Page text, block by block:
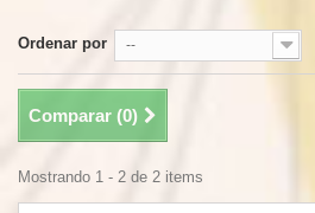
Ordenar por --
Comparar (0)
Mostrando 1 - 2 de 2 items